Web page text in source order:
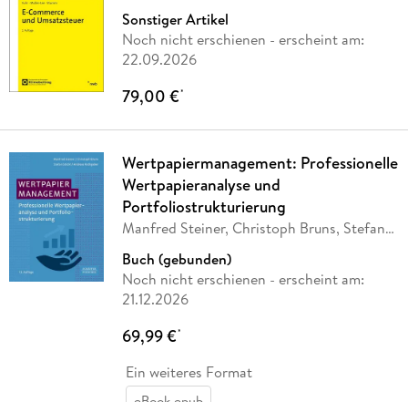
Sonstiger Artikel
Noch nicht erschienen - erscheint am:
22.09.2026
79,00 €*
Wertpapiermanagement: Professionelle
Wertpapieranalyse und
Portfoliostrukturierung
Manfred Steiner, Christoph Bruns, Stefan
Buch (gebunden)
Noch nicht erschienen - erscheint am:
21.12.2026
69,99 €*
Ein weiteres Format